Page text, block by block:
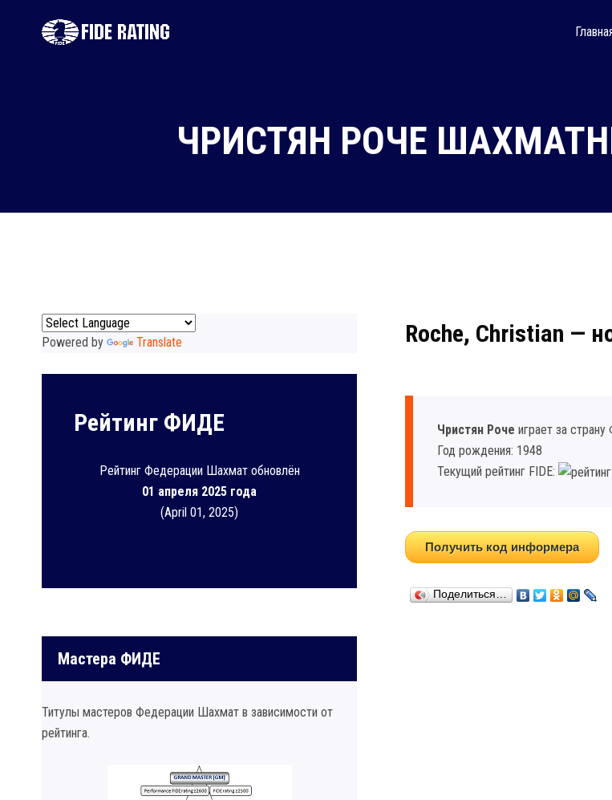
ЧРИСТЯН РОЧЕ
Powered by Translate
Рейтинг ФИДЕ
Рейтинг Федерации Шахмат обновлён
01 апреля 2025 года
(April 01, 2025)
Мастера ФИДЕ
Титулы мастеров Федерации Шахмат в зависимости от
рейтинга.
Roche, Christian —
Чристян Роче играет за страну
Год рождения: 1948
Текущий рейтинг FIDE:
Получить код информера
Поделиться…